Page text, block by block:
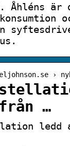
Åhléns
›
…
ledd